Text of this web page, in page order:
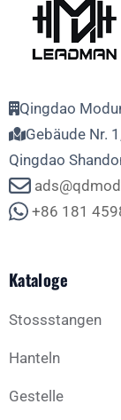
Qingdao
Gebäude Nr.
Qingdao
+86 181
Kataloge
Stossstangen
Hanteln
Gestelle